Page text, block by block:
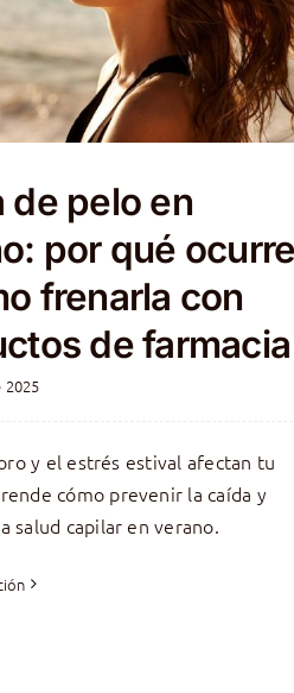
de pelo en
por qué ocurre
frenarla con
de farmacia
2025
y el estrés estival afectan tu
cómo prevenir la caída y
salud capilar en verano.